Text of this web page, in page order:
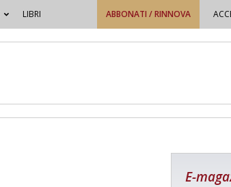
LIBRI ABBONATI / RINNOVA
E-